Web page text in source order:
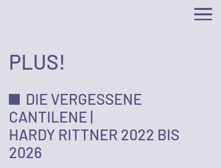
PLUS!
DIE VERGESSENE
CANTILENE |
HARDY RITTNER 2022 BIS
2026